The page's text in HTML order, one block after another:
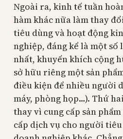
Ngoài ra, kinh tế tuần
hàm khác nữa làm thay
tiêu dùng và hoạt động
nghiệp, đáng kể là một số
nhất, khuyến khích cộng
sở hữu riêng một sản
điều kiện để nhiều người
máy, phòng họp…). Thứ
thay vì cung cấp sản
cấp dịch vụ cho người